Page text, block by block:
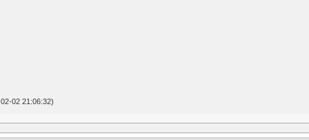
02 21:06:32)